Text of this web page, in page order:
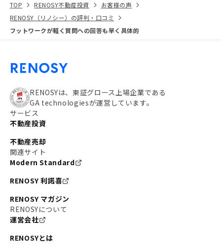
TOP RENOSY不動産投資
お客様の声
RENOSY（リノシー）の評判・口コミ
フットワークが軽く質問への回答も早く具体的
RENOSYは、東証グロース上場企業である
GA technologiesが運営しています。
サービス
不動産投資
不動産売却
関連サイト
Modern Standard
RENOSY 利諾喜
RENOSY マガジン
RENOSYについて
運営会社
RENOSYとは